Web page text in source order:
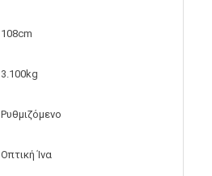
108cm
3.100kg
Ρυθμιζόμενο
Οπτική Ίνα